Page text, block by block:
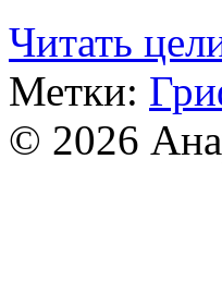
Читать
Метки:
© 2026